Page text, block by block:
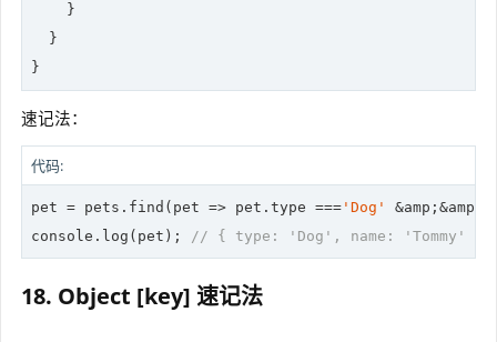
    }
  }
}
速记法：
代码:
pet = pets.find( pet => pet.type === 'Dog'
console .log(pet); // { type: 'Dog', name: 'Tommy' }
18. Object [key] 速记法